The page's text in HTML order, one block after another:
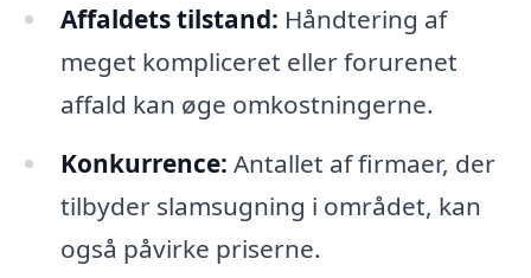
Affaldets tilstand: Håndtering af
meget kompliceret eller forurenet
affald kan øge omkostningerne.
Konkurrence: Antallet af firmaer, der
tilbyder slamsugning i området, kan
også påvirke priserne.